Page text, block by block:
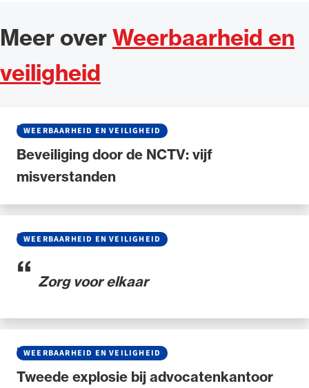
Meer over Weerbaarheid en
veiligheid
Beveiliging door de NCTV: vijf
misverstanden
WEERBAARHEID EN VEILIGHEID
NIEUWS•07 MEI 2026
Zorg voor elkaar
WEERBAARHEID EN VEILIGHEID
BLOG • 29 JANUARI 2026
Tweede explosie bij advocatenkantoor
WEERBAARHEID EN VEILIGHEID
NIEUWS•23 OKTOBER 2024